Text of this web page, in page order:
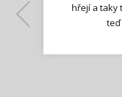
hřejí a taky